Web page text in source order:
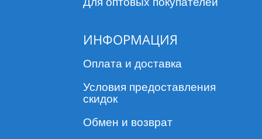
ИНФОРМАЦИЯ
Оплата и доставка
Условия предоставления
скидок
Обмен и возврат